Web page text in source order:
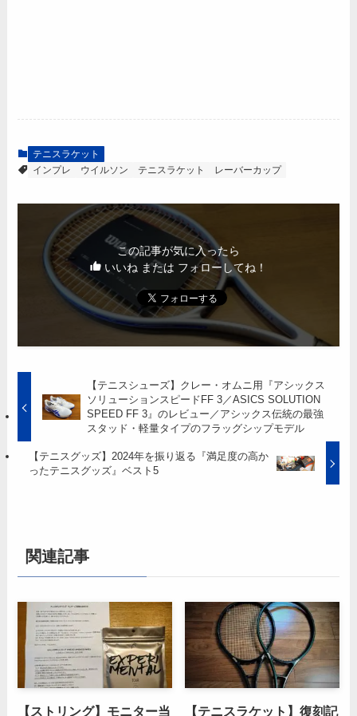
テニスラケット
インプレ
ウイルソン テニスラケット レーバーカップ
この記事が気に入ったら
いいね または フォローしてね！
【テニスシューズ】クレー・オムニ用『アシックス
ソリューションスピードFF 3／ASICS SOLUTION
SPEED FF 3』のレビュー／アシックス伝統の最強
スタッド・軽量タイプのフラッグシップモデル
【テニスグッズ】2024年を振り返る『満足度の高か
ったテニスグッズ』ベスト5
関連記事
【ストリング】モニター当
【テニスラケット】復刻記